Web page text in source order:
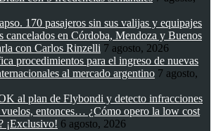
170 pasajeros sin sus valijas y equipajes
cancelados en Córdoba, Mendoza y Buenos
con Carlos Rinzelli 7 agosto, 2026
procedimientos para el ingreso de nuevas
al mercado argentino 7 agosto,
al plan de Flybondi y detecto infracciones
vuelos, entonces… ¿Cómo opero la low cost
¡Exclusivo! 6 agosto, 2026